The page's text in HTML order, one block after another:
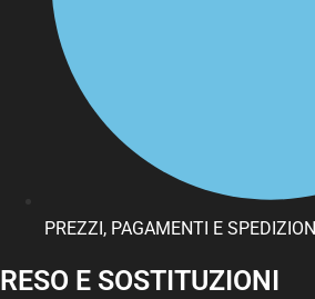
PREZZI, PAGAMENTI E SPEDIZIONI
RESO E SOSTITUZIONI